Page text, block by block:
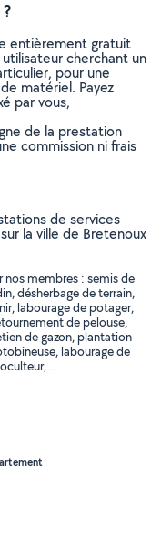
entièrement gratuit
cherchant un
pour une
matériel. Payez
par vous,
de la prestation
commission ni frais
de services
la ville de Bretenoux
nos membres : semis de
désherbage de terrain,
labourage de potager,
de pelouse,
de gazon, plantation
labourage de
..